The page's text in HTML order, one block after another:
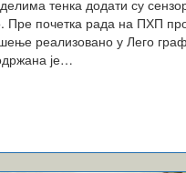
тенка додати су
Пре почетка рада на ПХП
реализовано у Лего
је…